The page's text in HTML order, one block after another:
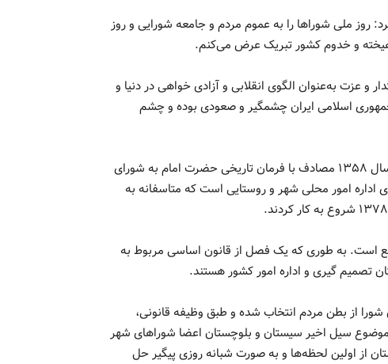
روز ملی شوراها را به عموم مردم و جامعه شورایی و روز
و خدوم کشور تبریک عرض می‌کنم.
و عزت به‌عنوان الگوی انقلابی و آزادی خواهی در دنیا و
اسلامی ایران چشمگیر و صعودی بوده و چشم
رئیس شورای عالی استان‌ها تصریح کرد: ۹ اردیبهشت ماه سال ۱۳۵۸ مصادف با فرمان تاریخی حضرت امام به شورای
اداره امور محلی شهر و روستایی است که متاسفانه به
است. به طوری که یک فصل از قانون اساسی مربوط به
تصمیم گیری و اداره امور کشور هستند.
از بطن مردم انتخاب شده و طبق وظیفه قانونی،
سیل اخیر سیستان و بلوچستان اعضا شوراهای شهر
از اولین لحظه‌ها و به صورت شبانه روزی پیگیر حل